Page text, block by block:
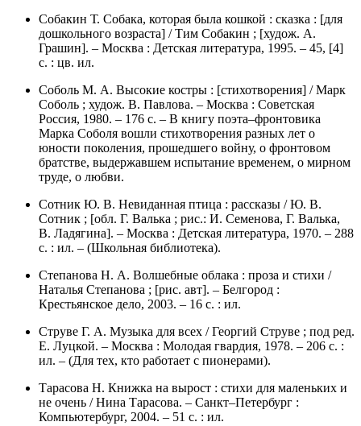
Собакин Т. Собака, которая была кошкой : сказка : [для
дошкольного возраста] / Тим Собакин ; [худож. А.
Грашин]. – Москва : Детская литература, 1995. – 45, [4]
с. : цв. ил.
Соболь М. А. Высокие костры : [стихотворения] / Марк
Соболь ; худож. В. Павлова. – Москва : Советская
Россия, 1980. – 176 с. – В книгу поэта–фронтовика
Марка Соболя вошли стихотворения разных лет о
юности поколения, прошедшего войну, о фронтовом
братстве, выдержавшем испытание временем, о мирном
труде, о любви.
Сотник Ю. В. Невиданная птица : рассказы / Ю. В.
Сотник ; [обл. Г. Валька ; рис.: И. Семенова, Г. Валька,
В. Ладягина]. – Москва : Детская литература, 1970. – 288
с. : ил. – (Школьная библиотека).
Степанова Н. А. Волшебные облака : проза и стихи /
Наталья Степанова ; [рис. авт]. – Белгород :
Крестьянское дело, 2003. – 16 с. : ил.
Струве Г. А. Музыка для всех / Георгий Струве ; под ред.
Е. Луцкой. – Москва : Молодая гвардия, 1978. – 206 с. :
ил. – (Для тех, кто работает с пионерами).
Тарасова Н. Книжка на вырост : стихи для маленьких и
не очень / Нина Тарасова. – Санкт–Петербург :
Компьютербург, 2004. – 51 с. : ил.